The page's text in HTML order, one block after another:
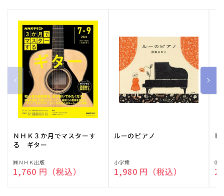
ＮＨＫ３か月でマスターす
る ギター
販
売
㈱ＮＨＫ出版
通常価格
1,760 円（税込）
ルーのピアノ
販
売
小学館
通常価格
1,980 円（税込）
ピ
販
売
㈱